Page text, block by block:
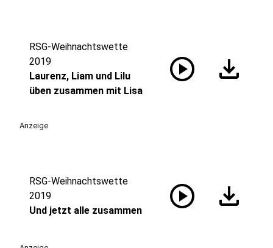
RSG-Weihnachtswette
2019
Laurenz, Liam und Lilu
üben zusammen mit Lisa
play_circle download
Anzeige
RSG-Weihnachtswette
2019
Und jetzt alle zusammen
play_circle download